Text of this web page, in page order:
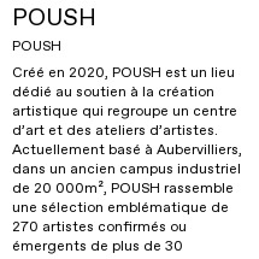
POUSH
POUSH
Créé en 2020, POUSH est un lieu
dédié au soutien à la création
artistique qui regroupe un centre
d’art et des ateliers d’artistes.
Actuellement basé à Aubervilliers,
dans un ancien campus industriel
de 20 000m², POUSH rassemble
une sélection emblématique de
270 artistes confirmés ou
émergents de plus de 30